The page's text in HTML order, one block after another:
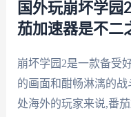
国外玩崩坏学园
茄加速器是不二
崩坏学园2是一款备受
的画面和酣畅淋漓的
处海外的玩家来说,番